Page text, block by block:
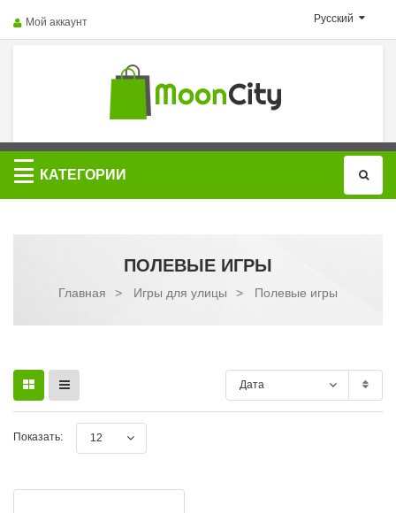
Русский
Мой аккаунт
Категории
КАТЕГОРИИ
ПОЛЕВЫЕ ИГРЫ
Главная > Игры для улицы > Полевые игры
Дата
Показать: 12